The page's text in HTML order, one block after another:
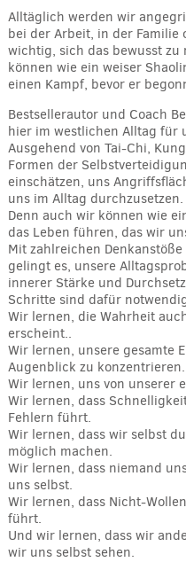
Alltäglich werden wir
bei der Arbeit, in der
wichtig, sich das bewusst
können wie ein weiser
einen Kampf, bevor er
Bestsellerautor und Coach
hier im westlichen Alltag für
Ausgehend von Tai-Chi,
Formen der
einschätzen, uns
uns im Alltag durchzusetzen.
Denn auch wir können wie
das Leben führen, das wir
Mit zahlreichen
gelingt es, unsere
innerer Stärke und
Schritte sind dafür
Wir lernen, die Wahrheit
erscheint..
Wir lernen, unsere gesamte
Augenblick zu konzentrieren.
Wir lernen, uns von unserer
Wir lernen, dass
Fehlern führt.
Wir lernen, dass wir selbst
möglich machen.
Wir lernen, dass niemand
uns selbst.
Wir lernen, dass Nicht-
führt.
Und wir lernen, dass wir
wir uns selbst sehen.